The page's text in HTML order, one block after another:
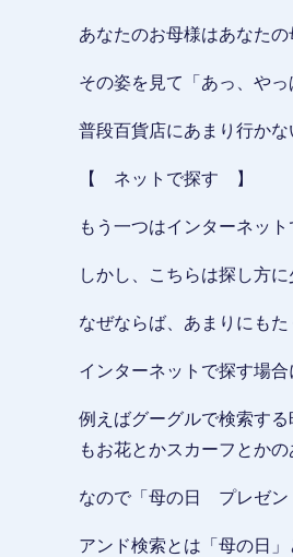
あなたのお母様はあなた
その姿を見て「あっ、や
普段百貨店にあまり行かな
【 ネットで探す 】
もう一つはインターネット
しかし、こちらは探し方に
なぜならば、あまりにも
インターネットで探す場
例えばグーグルで検索す
もお花とかスカーフとか
なので「母の日 プレゼン
アンド検索とは「母の日